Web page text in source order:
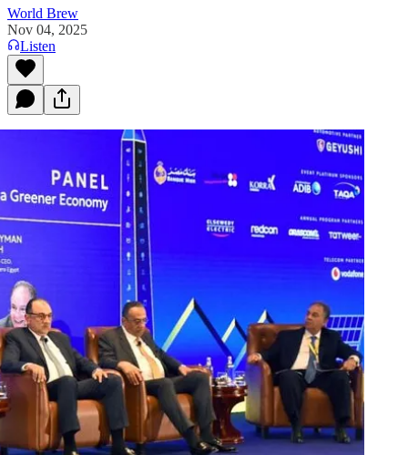
World Brew
Nov 04, 2025
Listen